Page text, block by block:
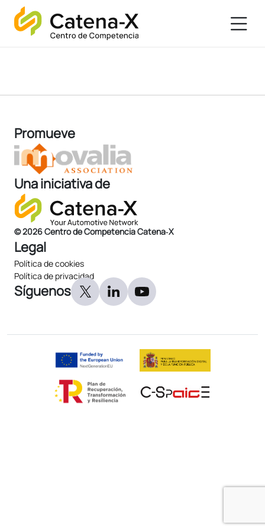
Promueve
Una iniciativa de
© 2026 Centro de Competencia Catena‑X
Legal
Política de cookies
Política de privacidad
Síguenos